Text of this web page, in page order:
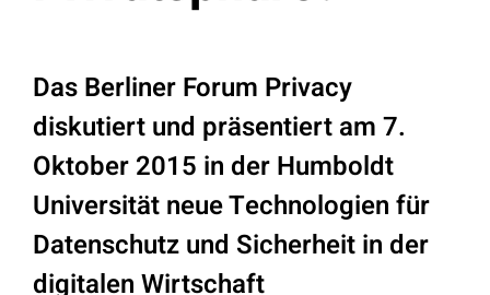
Das Berliner Forum Privacy
diskutiert und präsentiert am 7.
Oktober 2015 in der Humboldt
Universität neue Technologien für
Datenschutz und Sicherheit in der
digitalen Wirtschaft